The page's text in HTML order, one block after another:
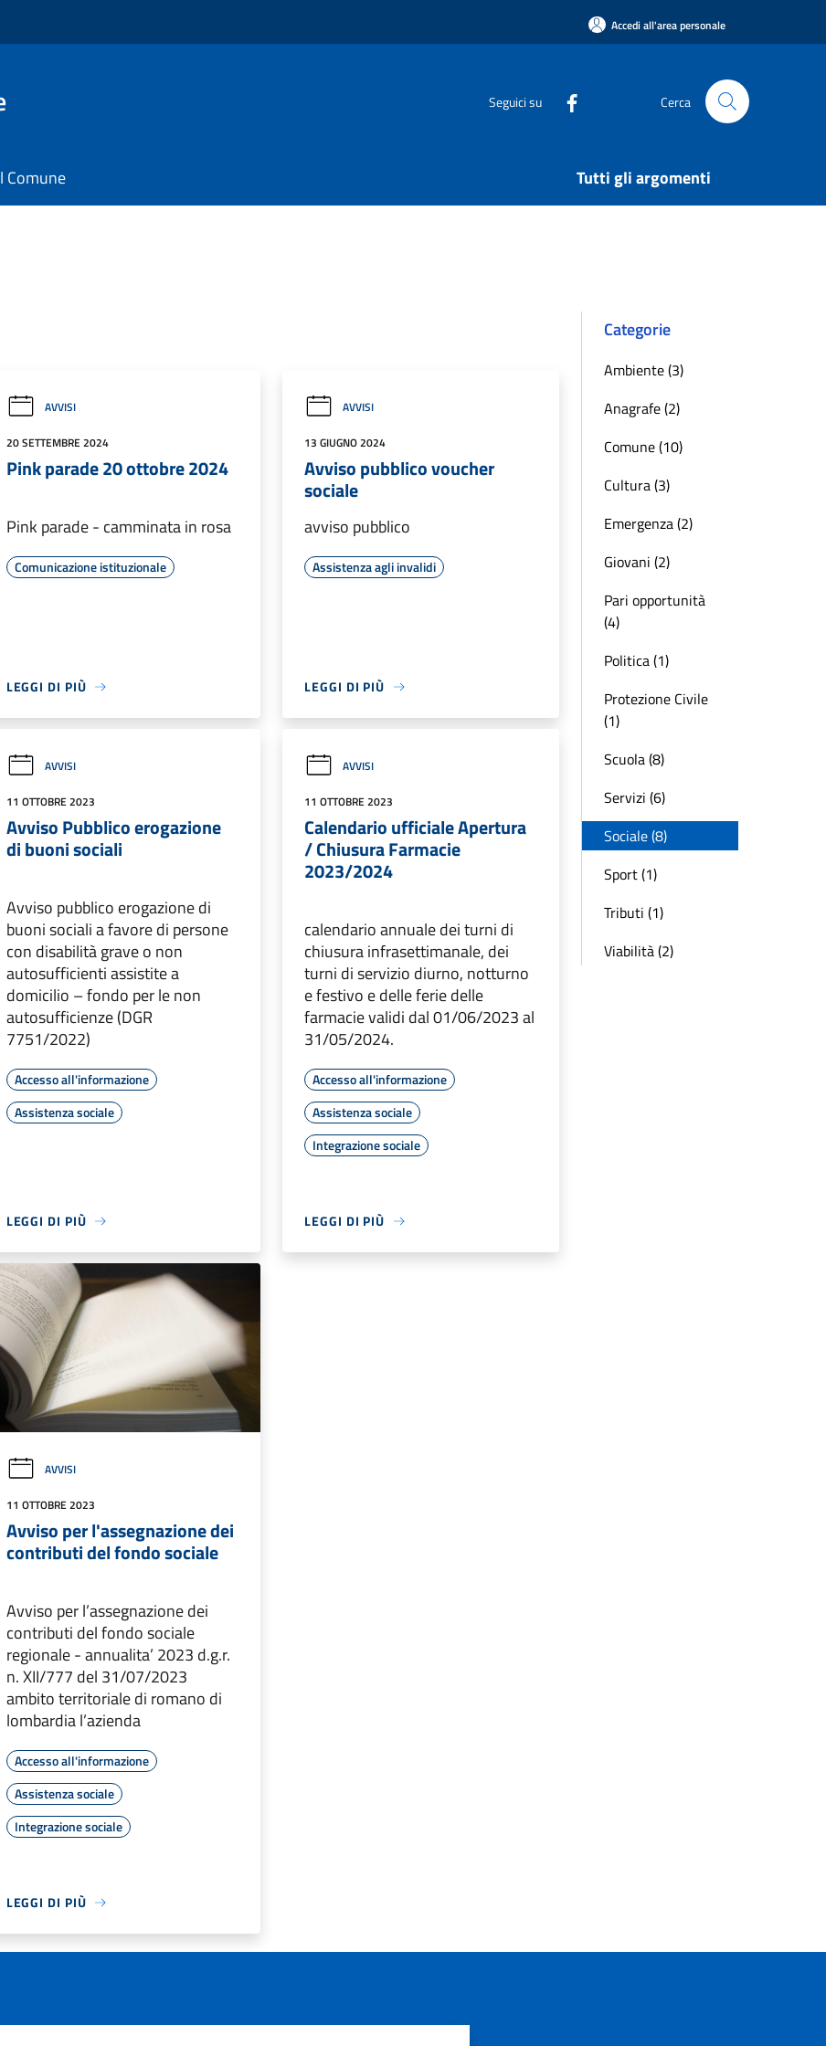
Accedi all'area personale
Seguici su Cerca
Comune Tutti gli argomenti
AVVISI
20 SETTEMBRE 2024
Pink parade 20 ottobre 2024
Pink parade - camminata in rosa
Comunicazione istituzionale
LEGGI DI PIÙ
AVVISI
13 GIUGNO 2024
Avviso pubblico voucher
sociale
avviso pubblico
Assistenza agli invalidi
LEGGI DI PIÙ
AVVISI
11 OTTOBRE 2023
Avviso Pubblico erogazione
di buoni sociali
Avviso pubblico erogazione di
buoni sociali a favore di persone
con disabilità grave o non
autosufficienti assistite a
domicilio – fondo per le non
autosufficienze (DGR
7751/2022)
Accesso all'informazione
Assistenza sociale
LEGGI DI PIÙ
AVVISI
11 OTTOBRE 2023
Calendario ufficiale Apertura
/ Chiusura Farmacie
2023/2024
calendario annuale dei turni di
chiusura infrasettimanale, dei
turni di servizio diurno, notturno
e festivo e delle ferie delle
farmacie validi dal 01/06/2023 al
31/05/2024.
Accesso all'informazione
Assistenza sociale
Integrazione sociale
LEGGI DI PIÙ
AVVISI
11 OTTOBRE 2023
Avviso per l'assegnazione dei
contributi del fondo sociale
Avviso per l’assegnazione dei
contributi del fondo sociale
regionale - annualita’ 2023 d.g.r.
n. XII/777 del 31/07/2023
ambito territoriale di romano di
lombardia l’azienda
Accesso all'informazione
Assistenza sociale
Integrazione sociale
LEGGI DI PIÙ
Categorie
Ambiente (3)
Anagrafe (2)
Comune (10)
Cultura (3)
Emergenza (2)
Giovani (2)
Pari opportunità
(4)
Politica (1)
Protezione Civile
(1)
Scuola (8)
Servizi (6)
Sociale (8)
Sport (1)
Tributi (1)
Viabilità (2)